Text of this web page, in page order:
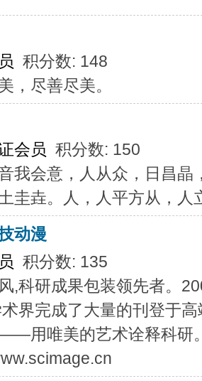
积分数: 148
，尽善尽美。
会员 积分数: 150
我会意，人从众，日昌
圭垚。人，人平方从，人
动漫
积分数: 135
,科研成果包装领先者。
界完成了大量的刊登于
用唯美的艺术诠释科研